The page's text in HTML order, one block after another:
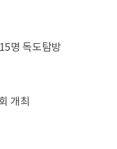
명 독도탐방
개최